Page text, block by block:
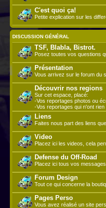
C'est quoi ça!
Petite explication sur les
DISCUSSION GÉNÉRAL
TSF, Blabla, Bistrot.
Posez toutes vos questions
Présentation
Vous arrivez sur le forum du
Découvrir nos regions
Sur cet espace, placé:
-Vos reportages photos ou
-Vos reportages qui n'ont rien
Liens
Faites nous part des liens
Video
Placez ici les videos, cela
Defense du Off-Road
Placez ici tous vos
Forum Design
Tout ce qui concerne la
Pages Perso
Vous avez réalisé un site